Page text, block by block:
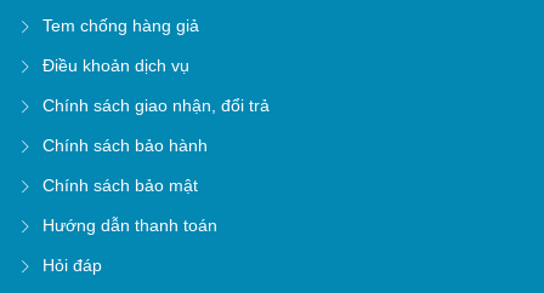
Tem chống hàng giả
Điều khoản dịch vụ
Chính sách giao nhận, đổi trả
Chính sách bảo hành
Chính sách bảo mật
Hướng dẫn thanh toán
Hỏi đáp